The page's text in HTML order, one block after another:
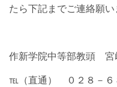
たら下記までご連絡願い
作新学院中等部教頭
℡（直通） ０２８－６